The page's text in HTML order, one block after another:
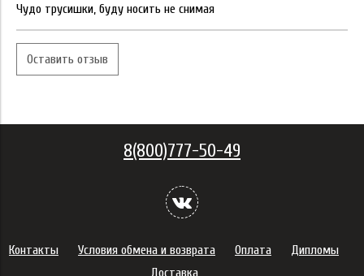
Чудо трусишки, буду носить не снимая
Оставить отзыв
8(800)777-50-49
Контакты Условия обмена и возврата Оплата
Дипломы
Доставка